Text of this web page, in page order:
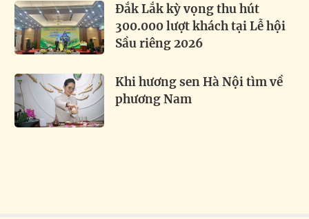
Đắk Lắk kỳ vọng thu hút
300.000 lượt khách tại Lễ hội
Sầu riêng 2026
Khi hương sen Hà Nội tìm về
phương Nam